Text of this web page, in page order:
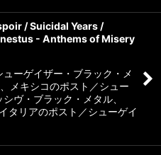
/ Suicidal Years /
- Anthems of Misery
ューゲイザー・ブラック・メ
メキシコのポスト／シュー
ヴ・ブラック・メタル、
タリアのポスト／シューゲイ